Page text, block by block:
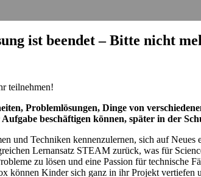
ist beendet – Bitte nicht
Problemlösungen, Dinge von
beschäftigen können, später in der
und Techniken kennenzulernen, sich auf Neues
Lernansatz STEAM zurück, was für
zu lösen und eine Passion für technische
Kinder sich ganz in ihr Projekt vertiefen